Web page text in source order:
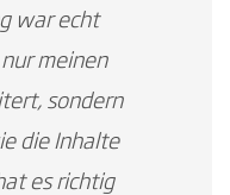
war echt
meinen
sondern
die Inhalte
es richtig